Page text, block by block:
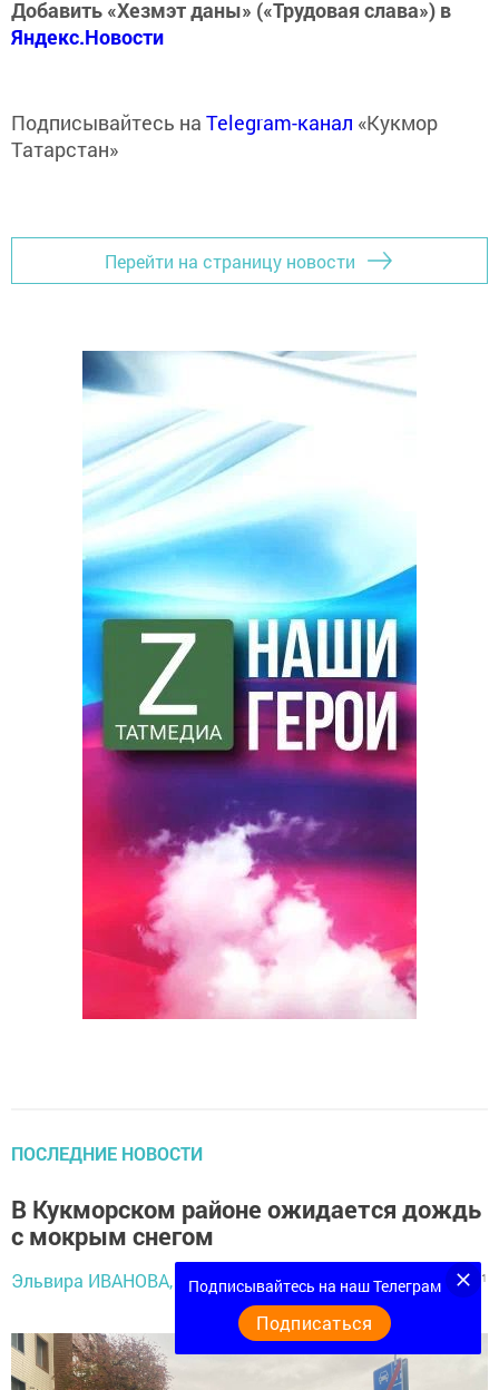
Добавить «Хезмэт даны» («Трудовая слава») в
Яндекс.Новости
Подписывайтесь на Telegram-канал «Кукмор
Татарстан»
Перейти на страницу новости
ПОСЛЕДНИЕ НОВОСТИ
В Кукморском районе ожидается дождь
с мокрым снегом
Эльвира ИВАНОВА,
17:11
0 1
Подписывайтесь на наш Телеграм
Подписаться